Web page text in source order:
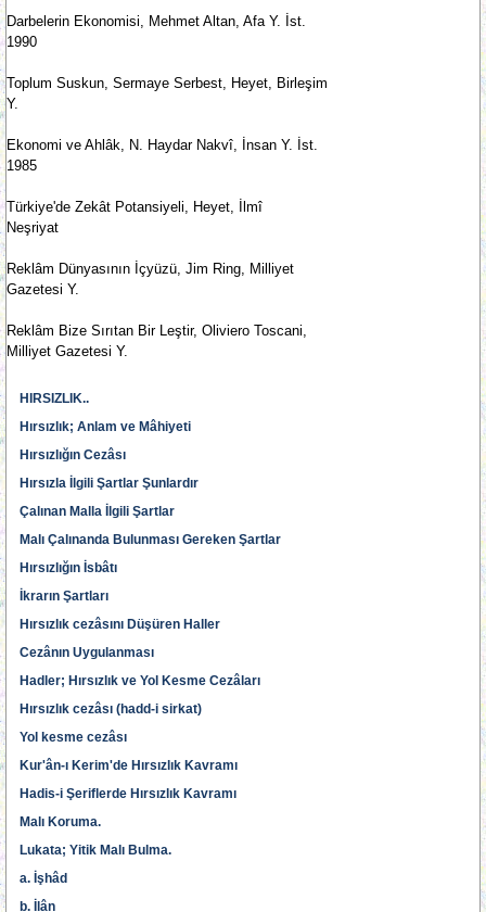
Darbelerin Ekonomisi, Mehmet Altan, Afa Y. İst.
1990
Toplum Suskun, Sermaye Serbest, Heyet, Birleşim
Y.
Ekonomi ve Ahlâk, N. Haydar Nakvî, İnsan Y. İst.
1985
Türkiye'de Zekât Potansiyeli, Heyet, İlmî
Neşriyat
Reklâm Dünyasının İçyüzü, Jim Ring, Milliyet
Gazetesi Y.
Reklâm Bize Sırıtan Bir Leştir, Oliviero Toscani,
Milliyet Gazetesi Y.
HIRSIZLIK..
Hırsızlık; Anlam ve Mâhiyeti
Hırsızlığın Cezâsı
Hırsızla İlgili Şartlar Şunlardır
Çalınan Malla İlgili Şartlar
Malı Çalınanda Bulunması Gereken Şartlar
Hırsızlığın İsbâtı
İkrarın Şartları
Hırsızlık cezâsını Düşüren Haller
Cezânın Uygulanması
Hadler; Hırsızlık ve Yol Kesme Cezâları
Hırsızlık cezâsı (hadd-i sirkat)
Yol kesme cezâsı
Kur'ân-ı Kerim'de Hırsızlık Kavramı
Hadis-i Şeriflerde Hırsızlık Kavramı
Malı Koruma.
Lukata; Yitik Malı Bulma.
a. İşhâd
b. İlân